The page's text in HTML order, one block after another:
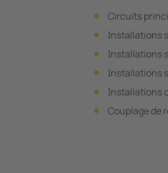
Circuits
Installations
Installations
Installations
Installations
Couplage de